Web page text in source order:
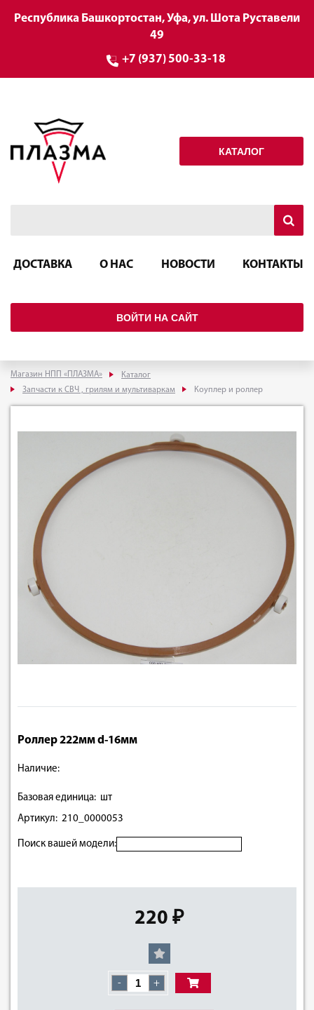
Республика Башкортостан, Уфа, ул. Шота Руставели
49
+7 (937) 500-33-18
КАТАЛОГ
ДОСТАВКА О НАС НОВОСТИ КОНТАКТЫ
ВОЙТИ НА САЙТ
Магазин НПП «ПЛАЗМА»
Каталог
Запчасти к СВЧ , грилям и мультиваркам
Коуплер и роллер
Роллер 222мм d-16мм
Наличие:
Базовая единица: шт
Артикул: 210_0000053
Поиск вашей модели:
220 ₽
- +